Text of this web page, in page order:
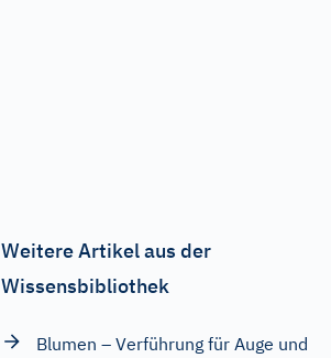
Weitere Artikel aus der
Wissensbibliothek
Blumen – Verführung für Auge und